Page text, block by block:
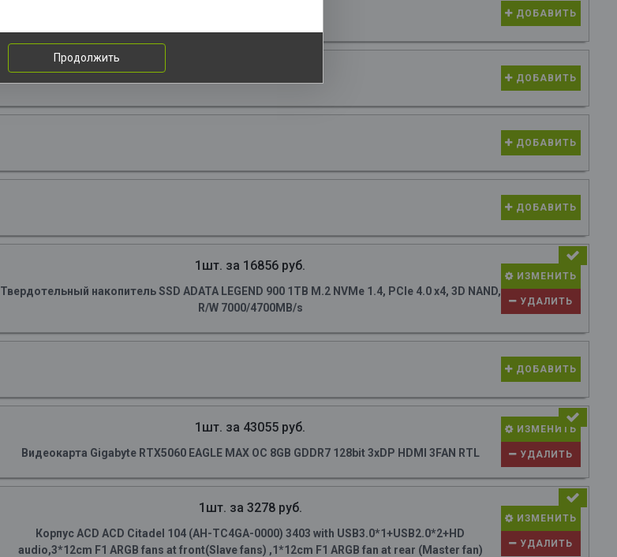
ДОБАВИТЬ
ДОБАВИТЬ
ДОБАВИТЬ
ДОБАВИТЬ
1шт. за 16856 руб.
Твердотельный накопитель SSD ADATA LEGEND 900 1TB M.2 NVMe 1.4, PCIe 4.0 x4, 3D NAND,
R/W 7000/4700MB/s
ИЗМЕНИТЬ
УДАЛИТЬ
ДОБАВИТЬ
1шт. за 43055 руб.
Видеокарта Gigabyte RTX5060 EAGLE MAX OC 8GB GDDR7 128bit 3xDP HDMI 3FAN RTL
ИЗМЕНИТЬ
УДАЛИТЬ
1шт. за 3278 руб.
Корпус ACD ACD Citadel 104 (AH-TC4GA-0000) 3403 with USB3.0*1+USB2.0*2+HD
audio,3*12cm F1 ARGB fans at front(Slave fans) ,1*12cm F1 ARGB fan at rear (Master fan)
ИЗМЕНИТЬ
УДАЛИТЬ
Продолжить